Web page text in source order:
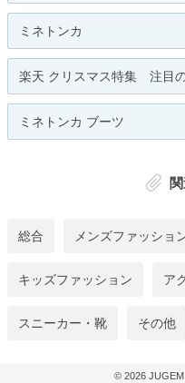
ミネトンカ
楽天 クリスマス特集 注目の
ミネトンカ ブーツ
総合 メンズファッショ
キッズファッション ア
スニーカー・靴 その他
© 2026 JUGEM